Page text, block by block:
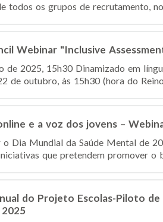
todos os grupos de recrutamento,
Webinar "Inclusive
de 2025, 15h30 Dinamizado em
de outubro, às 15h30 (hora do
e a voz dos jovens –
o Dia Mundial da Saúde Mental de
que pretendem promover o
do Projeto Escolas-Piloto